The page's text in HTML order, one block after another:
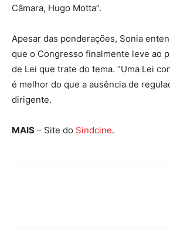
Câmara, Hugo Motta”.
Apesar das ponderações, Sonia
que o Congresso finalmente leve ao
de Lei que trate do tema. “Uma Lei
é melhor do que a ausência de
dirigente.
MAIS – Site do Sindcine.